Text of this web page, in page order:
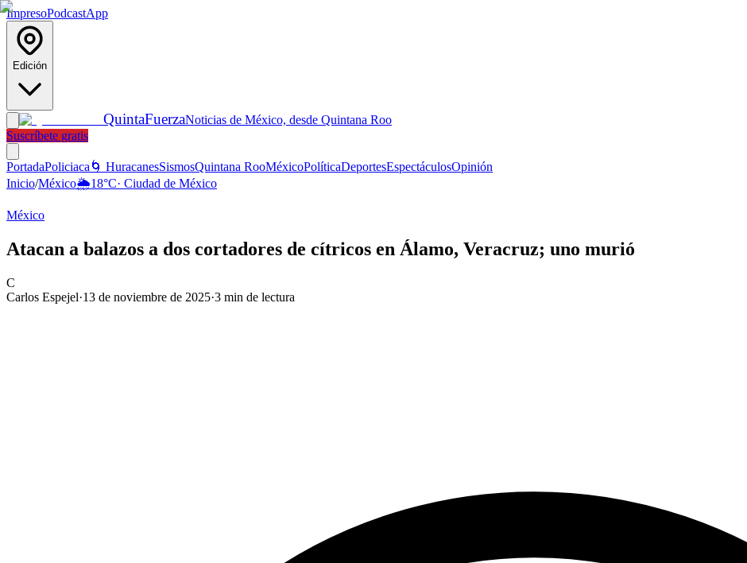
ImpresoPodcastApp
Edición
QuintaFuerzaNoticias de México, desde Quintana Roo
Suscríbete gratis
PortadaPoliciaca 🌀 HuracanesSismosQuintana RooMéxicoPolíticaDeportesEspectáculosOpinión
Inicio/México🌦️18°C· Ciudad de México
México
Atacan a balazos a dos cortadores de cítricos en Álamo, Veracruz; uno murió
C
Carlos Espejel·13 de noviembre de 2025·3 min de lectura